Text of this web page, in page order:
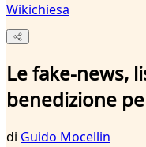
Wikichiesa
Le fake-news,
benedizione
di Guido Mocellin